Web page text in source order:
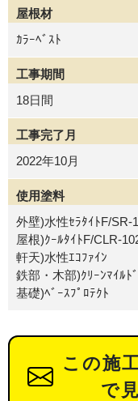
屋根材
ｶﾗｰﾍﾞｽﾄ
工事期間
18日間
工事完了月
2022年10月
使用塗料
外壁)水性ｾﾗﾀｲﾄF/SR-
屋根)ｸｰﾙﾀｲﾄF/CLR-
軒天)水性ｴｺﾌｧｲﾝ
鉄部・木部)ｸﾘｰﾝﾏｲﾙﾄ
基礎)ﾍﾞｰｽﾌﾟﾛﾃｸﾄ
この施
で